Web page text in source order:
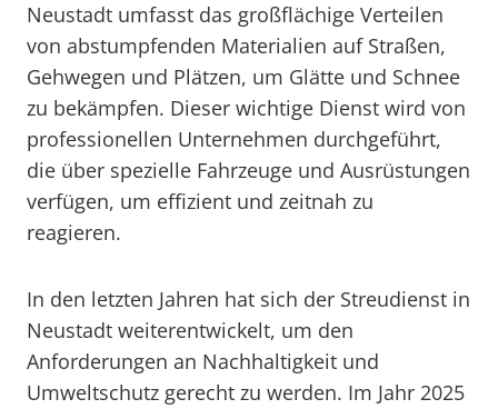
Neustadt umfasst das großflächige Verteilen
von abstumpfenden Materialien auf Straßen,
Gehwegen und Plätzen, um Glätte und Schnee
zu bekämpfen. Dieser wichtige Dienst wird von
professionellen Unternehmen durchgeführt,
die über spezielle Fahrzeuge und Ausrüstungen
verfügen, um effizient und zeitnah zu
reagieren.
In den letzten Jahren hat sich der Streudienst in
Neustadt weiterentwickelt, um den
Anforderungen an Nachhaltigkeit und
Umweltschutz gerecht zu werden. Im Jahr 2025